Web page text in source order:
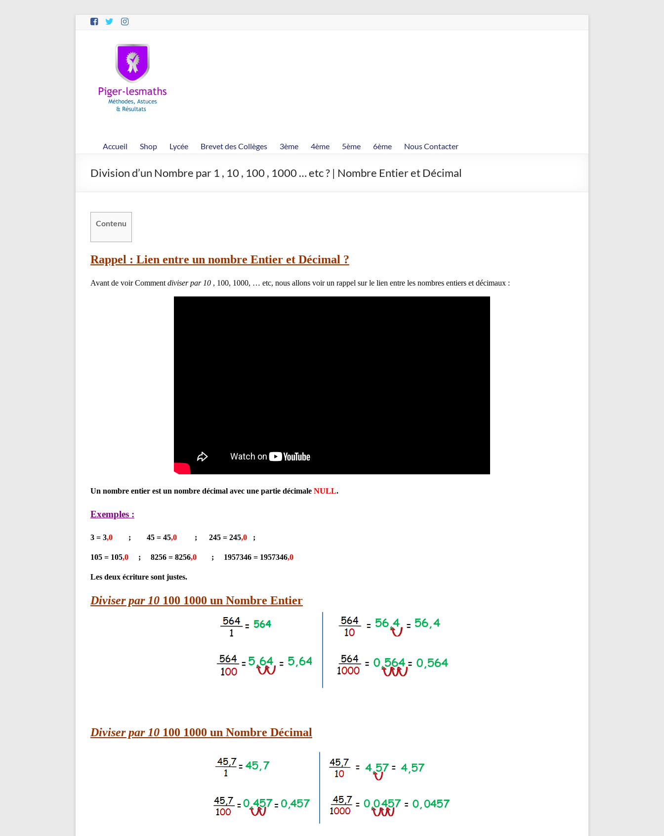
Aller
Piger-
lesmaths
Cours
Ligne
Rappels
Résultats
Accueil Shop Lycée Brevet des Collèges 3ème 4ème 5ème 6ème Nous Contacter
Division d’un Nombre par 1 , 10 , 100 , 1000 … etc ? | Nombre Entier et Décimal
Contenu
Rappel : Lien entre un nombre Entier et Décimal ?
Avant de voir Comment diviser par 10 , 100, 1000, … etc, nous allons voir un rappel sur le lien entre les nombres entiers et décimaux :
Un nombre entier est un nombre décimal avec une partie décimale NULL.
Exemples :
3 = 3,0 ; 45 = 45,0 ; 245 = 245,0 ;
105 = 105,0 ; 8256 = 8256,0 ; 1957346 = 1957346,0
Les deux écriture sont justes.
Diviser par 10 100 1000 un Nombre Entier
Diviser par 10 100 1000 un Nombre Décimal